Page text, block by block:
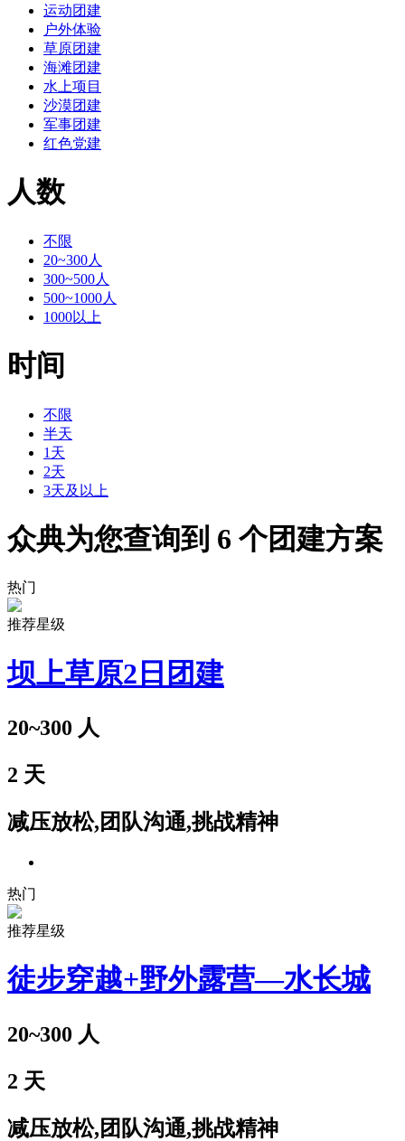
运动团建
户外体验
草原团建
海滩团建
水上项目
沙漠团建
军事团建
红色党建
人数
不限
20~300人
300~500人
500~1000人
1000以上
时间
不限
半天
1天
2天
3天及以上
众典为您查询到 6 个团建方案
热门
推荐星级
坝上草原2日团建
20~300 人
2 天
减压放松,团队沟通,挑战精神
热门
推荐星级
徒步穿越+野外露营—水长城
20~300 人
2 天
减压放松,团队沟通,挑战精神